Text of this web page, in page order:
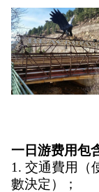
一日游费用包
1. 交通費用（
數決定）；